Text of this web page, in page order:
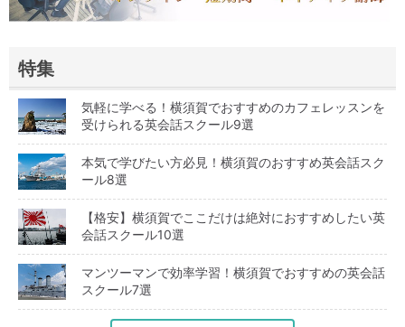
特集
気軽に学べる！横須賀でおすすめのカフェレッスンを
受けられる英会話スクール9選
本気で学びたい方必見！横須賀のおすすめ英会話スク
ール8選
【格安】横須賀でここだけは絶対におすすめしたい英
会話スクール10選
マンツーマンで効率学習！横須賀でおすすめの英会話
スクール7選